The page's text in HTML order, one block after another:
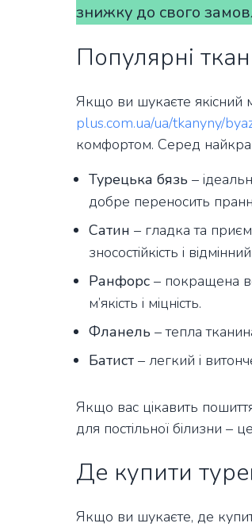
знижку до свого
Популярні
Якщо ви шукаєте якісний
plus.com.ua/ua/tkanyny/
комфортом. Серед
Турецька бязь –
добре переносить
Сатин – гладка та
зносостійкість і
Ранфорс – покращена
м’якість і міцність.
Фланель – тепла
Батист – легкий і
Якщо вас цікавить
для постільної білизни –
Де купити
Якщо ви шукаєте, де